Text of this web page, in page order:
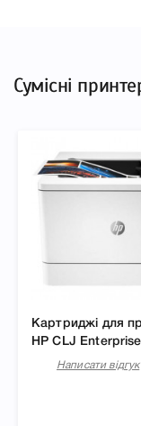
Сумісні
Картриджі для
HP CLJ
Написати відгук